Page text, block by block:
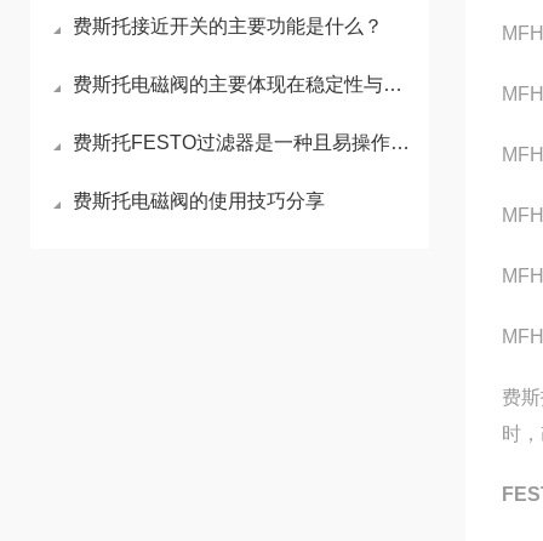
费斯托接近开关的主要功能是什么？
费斯托电磁阀的主要体现在稳定性与实用性这两大方面
费斯托FESTO过滤器是一种且易操作的全自动过滤装置
费斯托电磁阀的使用技巧分享
费
时